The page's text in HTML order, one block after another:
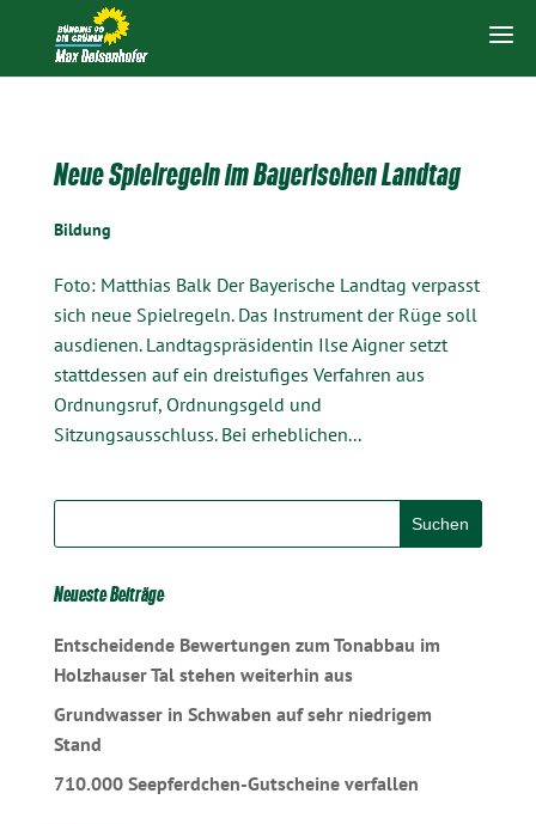
Neue Spielregeln im Bayerischen Landtag
Bildung
Foto: Matthias Balk Der Bayerische Landtag verpasst
sich neue Spielregeln. Das Instrument der Rüge soll
ausdienen. Landtagspräsidentin Ilse Aigner setzt
stattdessen auf ein dreistufiges Verfahren aus
Ordnungsruf, Ordnungsgeld und
Sitzungsausschluss. Bei erheblichen...
Neueste Beiträge
Entscheidende Bewertungen zum Tonabbau im
Holzhauser Tal stehen weiterhin aus
Grundwasser in Schwaben auf sehr niedrigem
Stand
710.000 Seepferdchen-Gutscheine verfallen